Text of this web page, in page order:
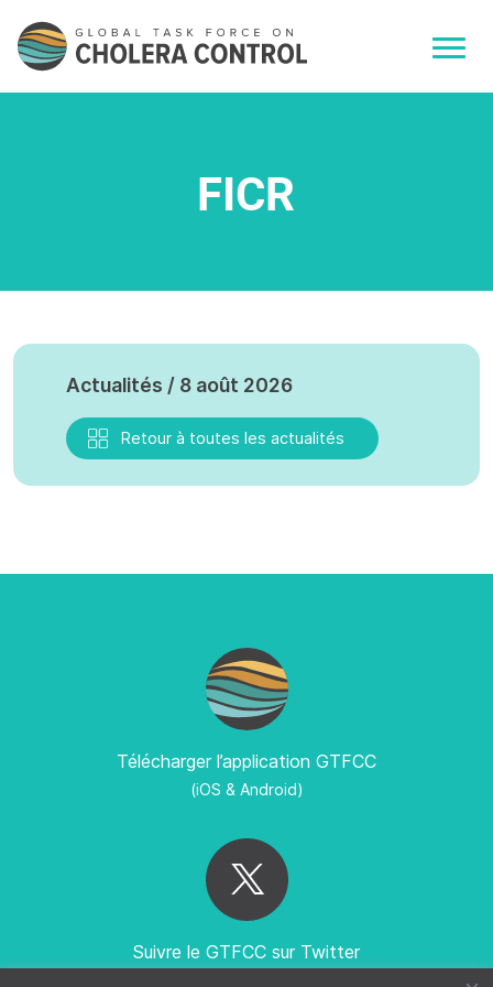
FICR
Actualités / 8 août 2026
Retour à toutes les actualités
Télécharger l’application GTFCC
(iOS & Android)
Suivre le GTFCC sur Twitter